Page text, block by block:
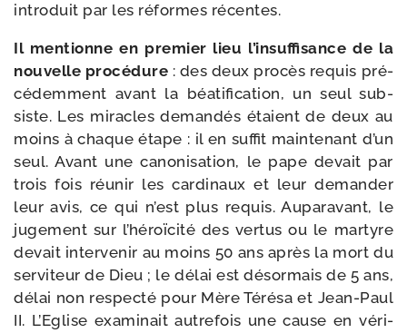
intro­duit par les réformes récentes.
Il men­tionne en pre­mier lieu l’insuffisance de la
nou­velle pro­cé­dure : des deux pro­cès requis pré­
cé­dem­ment avant la béa­ti­fi­ca­tion, un seul sub­
siste. Les miracles deman­dés étaient de deux au
moins à chaque étape : il en suf­fit main­te­nant d’un
seul. Avant une cano­ni­sa­tion, le pape devait par
trois fois réunir les car­di­naux et leur deman­der
leur avis, ce qui n’est plus requis. Auparavant, le
juge­ment sur l’héroïcité des ver­tus ou le mar­tyre
devait inter­ve­nir au moins 50 ans après la mort du
ser­vi­teur de Dieu ; le délai est désor­mais de 5 ans,
délai non res­pec­té pour Mère Térésa et Jean-​Paul
II. L’Eglise exa­mi­nait autre­fois une cause en véri­